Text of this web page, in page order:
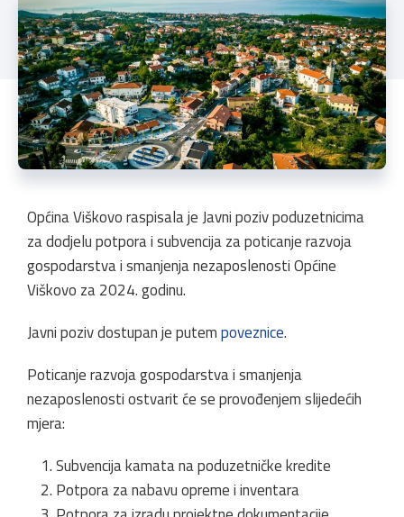
Općina Viškovo raspisala je Javni poziv poduzetnicima
za dodjelu potpora i subvencija za poticanje razvoja
gospodarstva i smanjenja nezaposlenosti Općine
Viškovo za 2024. godinu.
Javni poziv dostupan je putempoveznice.
Poticanje razvoja gospodarstva i smanjenja
nezaposlenosti ostvarit će se provođenjem slijedećih
mjera:
Subvencija kamata na poduzetničke kredite
Potpora za nabavu opreme i inventara